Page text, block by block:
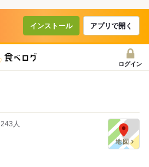
インストール アプリで開く
ログイン
243 人